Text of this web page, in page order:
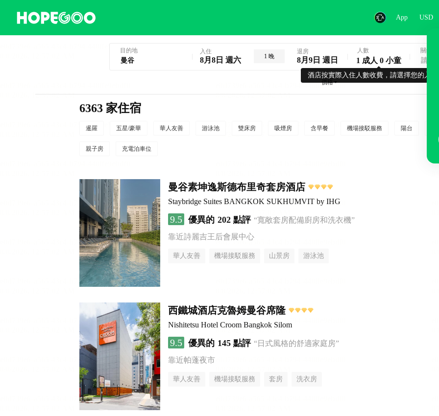
App USD
目的地 入住
8月8日 週六 1 晚
退房
8月9日 週日
酒店按實際入住人數收費，請選擇您的入
人數
1 成人 0 小童
關鍵字
價格
6363 家住宿
暹羅 五星/豪華 華人友善 游泳池 雙床房 吸煙房 含早餐 機場接駁服務 陽台
親子房 充電泊車位
曼谷素坤逸斯德布里奇套房酒店
Staybridge Suites BANGKOK SUKHUMVIT by IHG
9.5 優異的 202 點評 “寬敞套房配備廚房和洗衣機”
靠近詩麗吉王后會展中心
華人友善 機場接駁服務 山景房 游泳池
西鐵城酒店克魯姆曼谷席隆
Nishitetsu Hotel Croom Bangkok Silom
9.5 優異的 145 點評 “日式風格的舒適家庭房”
靠近帕蓬夜市
華人友善 機場接駁服務 套房 洗衣房